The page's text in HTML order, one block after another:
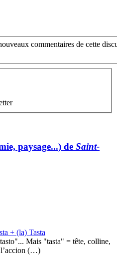
commentaires de cette
paysage...) de Saint-
+ (la) Tasta
Mais "tasta" = tête, colline,
(…)